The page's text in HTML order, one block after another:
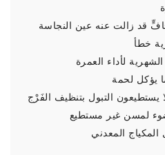
قد زالت عنه عين النجاسة
خطأ
لأداء العمرة
يؤكل لحمة
التبول بتنظيف الفَرْج
لمسن غير مستطيع
المعدني